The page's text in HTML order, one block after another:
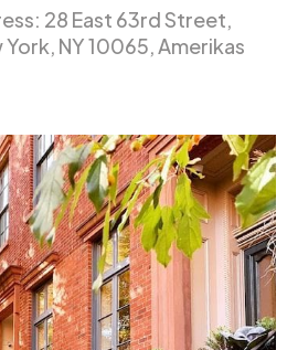
28 East 63rd Street,
NY 10065, Amerikas